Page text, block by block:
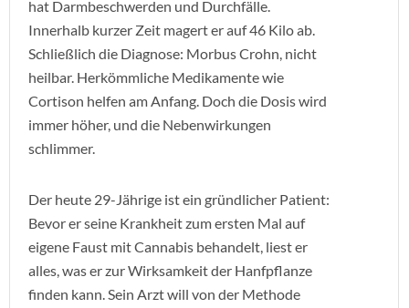
hat Darmbeschwerden und Durchfälle.
Innerhalb kurzer Zeit magert er auf 46 Kilo ab.
Schließlich die Diagnose: Morbus Crohn, nicht
heilbar. Herkömmliche Medikamente wie
Cortison helfen am Anfang. Doch die Dosis wird
immer höher, und die Nebenwirkungen
schlimmer.
Der heute 29-Jährige ist ein gründlicher Patient:
Bevor er seine Krankheit zum ersten Mal auf
eigene Faust mit Cannabis behandelt, liest er
alles, was er zur Wirksamkeit der Hanfpflanze
finden kann. Sein Arzt will von der Methode